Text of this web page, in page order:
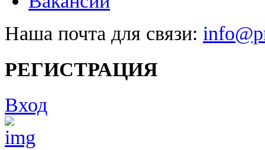
Наша почта для связи:
РЕГИСТРАЦИЯ
Вход